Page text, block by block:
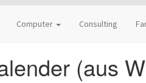
Computer Consulting
(aus